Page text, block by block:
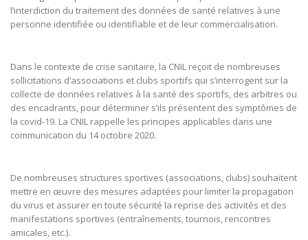
l’interdiction du traitement des données de santé relatives à une
personne identifiée ou identifiable et de leur commercialisation.
Dans le contexte de crise sanitaire, la CNIL reçoit de nombreuses
sollicitations d’associations et clubs sportifs qui s’interrogent sur la
collecte de données relatives à la santé des sportifs, des arbitres ou
des encadrants, pour déterminer s’ils présentent des symptômes de
la covid-19. La CNIL rappelle les principes applicables dans une
communication du 14 octobre 2020.
De nombreuses structures sportives (associations, clubs) souhaitent
mettre en œuvre des mesures adaptées pour limiter la propagation
du virus et assurer en toute sécurité la reprise des activités et des
manifestations sportives (entraînements, tournois, rencontres
amicales, etc.).